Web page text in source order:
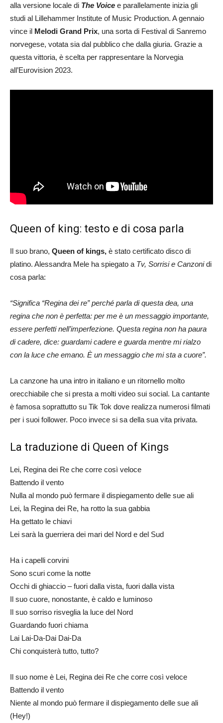
alla versione locale di The Voice e parallelamente inizia gli
studi al Lillehammer Institute of Music Production. A gennaio
vince il Melodi Grand Prix, una sorta di Festival di Sanremo
norvegese, votata sia dal pubblico che dalla giuria. Grazie a
questa vittoria, è scelta per rappresentare la Norvegia
all’Eurovision 2023.
Queen of king: testo e di cosa parla
Il suo brano, Queen of kings, è stato certificato disco di
platino. Alessandra Mele ha spiegato a Tv, Sorrisi e Canzonidi
cosa parla:
“Significa “Regina dei re” perché parla di questa dea, una
regina che non è perfetta: per me è un messaggio importante,
essere perfetti nell’imperfezione. Questa regina non ha paura
di cadere, dice: guardami cadere e guarda mentre mi rialzo
con la luce che emano. È un messaggio che mi sta a cuore”.
La canzone ha una intro in italiano e un ritornello molto
orecchiabile che si presta a molti video sui social. La cantante
è famosa soprattutto su Tik Tok dove realizza numerosi filmati
per i suoi follower. Poco invece si sa della sua vita privata.
La traduzione di Queen of Kings
Lei, Regina dei Re che corre così veloce
Battendo il vento
Nulla al mondo può fermare il dispiegamento delle sue ali
Lei, la Regina dei Re, ha rotto la sua gabbia
Ha gettato le chiavi
Lei sarà la guerriera dei mari del Nord e del Sud
Ha i capelli corvini
Sono scuri come la notte
Occhi di ghiaccio – fuori dalla vista, fuori dalla vista
Il suo cuore, nonostante, è caldo e luminoso
Il suo sorriso risveglia la luce del Nord
Guardando fuori chiama
Lai Lai-Da-Dai Dai-Da
Chi conquisterà tutto, tutto?
Il suo nome è Lei, Regina dei Re che corre così veloce
Battendo il vento
Niente al mondo può fermare il dispiegamento delle sue ali
(Hey!)